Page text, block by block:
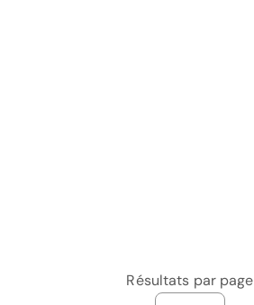
Résultats par page